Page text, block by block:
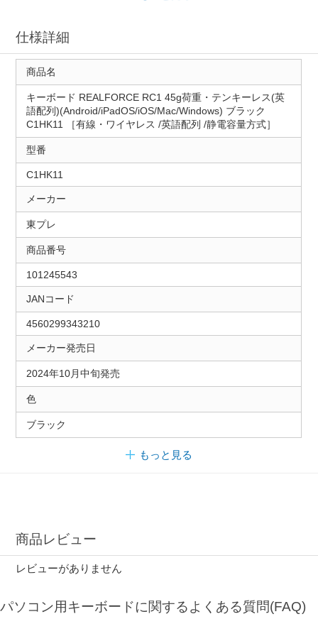
仕様詳細
商品名
キーボード REALFORCE RC1 45g荷重・テンキーレス(英
語配列)(Android/iPadOS/iOS/Mac/Windows) ブラック
C1HK11 ［有線・ワイヤレス /英語配列 /静電容量方式］
型番
C1HK11
メーカー
東プレ
商品番号
101245543
JANコード
4560299343210
メーカー発売日
2024年10月中旬発売
色
ブラック
もっと見る
商品レビュー
レビューがありません
パソコン用キーボードに関するよくある質問(FAQ)